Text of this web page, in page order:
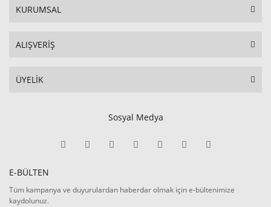
KURUMSAL
ALIŞVERİŞ
ÜYELİK
Sosyal Medya
E-BÜLTEN
Tüm kampanya ve duyurulardan haberdar olmak için e-bültenimize
kaydolunuz.